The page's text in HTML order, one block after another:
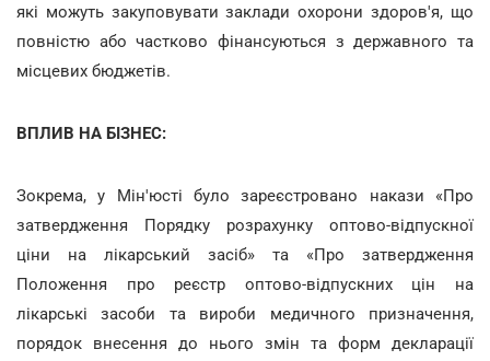
які можуть закуповувати заклади охорони здоров'я, що
повністю або частково фінансуються з державного та
місцевих бюджетів.
ВПЛИВ НА БІЗНЕС:
Зокрема, у Мін'юсті було зареєстровано накази «Про
затвердження Порядку розрахунку оптово-відпускної
ціни на лікарський засіб» та «Про затвердження
Положення про реєстр оптово-відпускних цін на
лікарські засоби та вироби медичного призначення,
порядок внесення до нього змін та форм декларації